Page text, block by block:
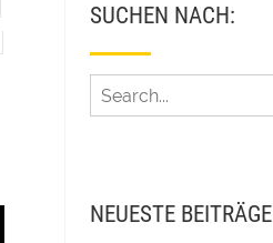
SUCHEN NACH:
NEUESTE BEITRÄGE